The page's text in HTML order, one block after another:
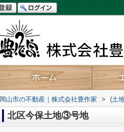
岡山市の不動産｜株式会社豊作家 > (土
北区今保土地③号地